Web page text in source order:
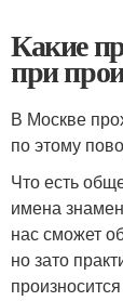
Какие
при
В Москве
по этому
Что есть
имена
нас сможет
но зато